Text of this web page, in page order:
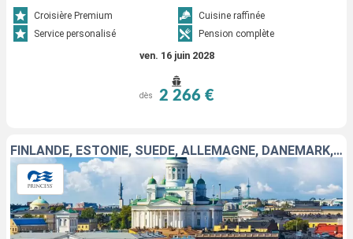
Croisière Premium
Cuisine raffinée
Service personalisé
Pension complète
ven. 16 juin 2028
dès 2 266 €
FINLANDE, ESTONIE, SUÈDE, ALLEMAGNE, DANEMARK, NORVÈGE, ISLANDE